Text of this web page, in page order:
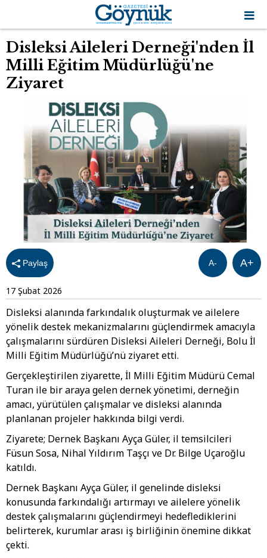
Disleksi Aileleri Derneği'nden İl
Milli Eğitim Müdürlüğü'ne
Ziyaret
Paylaş A+
A-
17 Şubat 2026
Disleksi alanında farkındalık oluşturmak ve ailelere
yönelik destek mekanizmalarını güçlendirmek amacıyla
çalışmalarını sürdüren Disleksi Aileleri Derneği, Bolu İl
Milli Eğitim Müdürlüğü’nü ziyaret etti.
Gerçekleştirilen ziyarette, İl Milli Eğitim Müdürü Cemal
Turan ile bir araya gelen dernek yönetimi, derneğin
amacı, yürütülen çalışmalar ve disleksi alanında
planlanan projeler hakkında bilgi verdi.
Ziyarete; Dernek Başkanı Ayça Güler, il temsilcileri
Füsun Sosa, Nihal Yıldırım Taşçı ve Dr. Bilge Uçaroğlu
katıldı.
Dernek Başkanı Ayça Güler, il genelinde disleksi
konusunda farkındalığı artırmayı ve ailelere yönelik
destek çalışmalarını güçlendirmeyi hedeflediklerini
belirterek, kurumlar arası iş birliğinin önemine dikkat
çekti.